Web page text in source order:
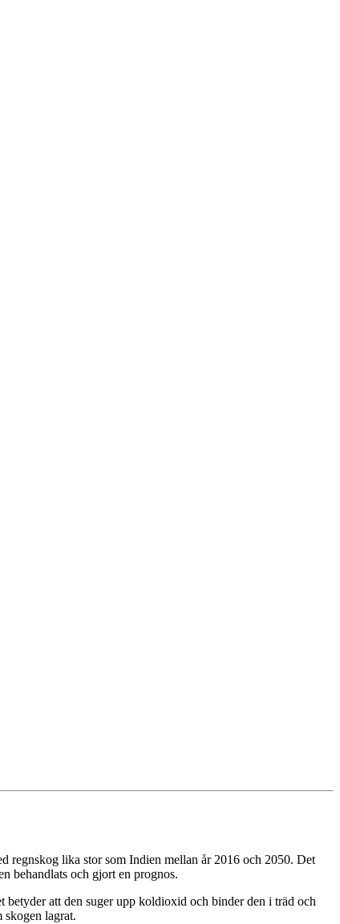
regnskog lika stor som Indien mellan år 2016 och 2050. Det
behandlats och gjort en prognos.
att den suger upp koldioxid och binder den i träd och
skogen lagrat.